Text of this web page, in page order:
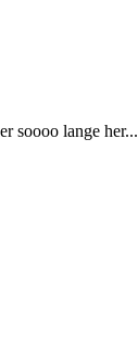
soooo lange her...